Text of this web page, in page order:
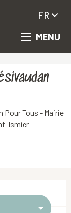
MENU
FR
Pour Tous - Mairie
Ismier